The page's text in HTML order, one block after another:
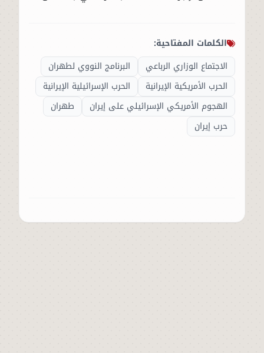
الكلمات المفتاحية:
الاجتماع الوزاري الرباعي
البرنامج النووي لطهران
الحرب الأمريكية الإيرانية
الحرب الإسرائيلية الإيرانية
الهجوم الأمريكي الإسرائيلي على إيران
طهران
حرب إيران